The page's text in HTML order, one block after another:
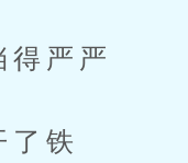
严严
铁